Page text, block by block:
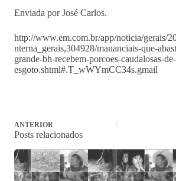
Enviada por José Carlos.
http://www.em.com.br/app/noticia/gerais/
nterna_gerais,304928/mananciais-que-
grande-bh-recebem-porcoes-caudalosas-de-
esgoto.shtml#.T_wWYmCC34s.gmail
ANTERIOR
Posts relacionados